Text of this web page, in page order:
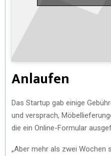
Anlaufen
Das Startup gab einige
und versprach,
die ein Online-Formular
„Aber mehr als zwei Wochen